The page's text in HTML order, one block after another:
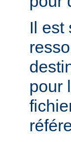
Il est
pour